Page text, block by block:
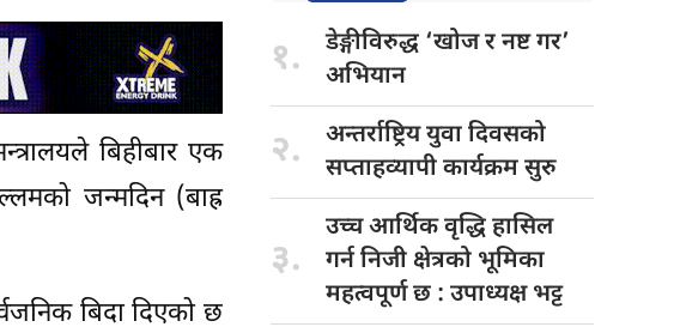
बिहीबार एक
जन्मदिन (बाह्र
बिदा दिएको छ
१. डेङ्गीविरुद्ध ‘खोजर नष्ट गर’
अभियान
२. अन्तर्राष्ट्रिय युवादिवसको
सप्ताहव्यापी कार्यक्रम सुरु
३.
उच्च आर्थिकवृद्धि हासिल
गर्न निजी क्षेत्रको भूमिका
महत्वपूर्ण छ : उपाध्यक्ष भट्ट